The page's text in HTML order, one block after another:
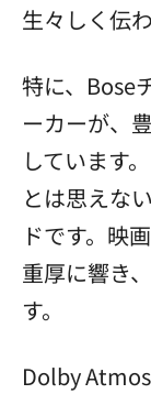
生々しく伝
特に、Bose
ーカーが、
しています
とは思えな
ドです。映
重厚に響き
す。
Dolby